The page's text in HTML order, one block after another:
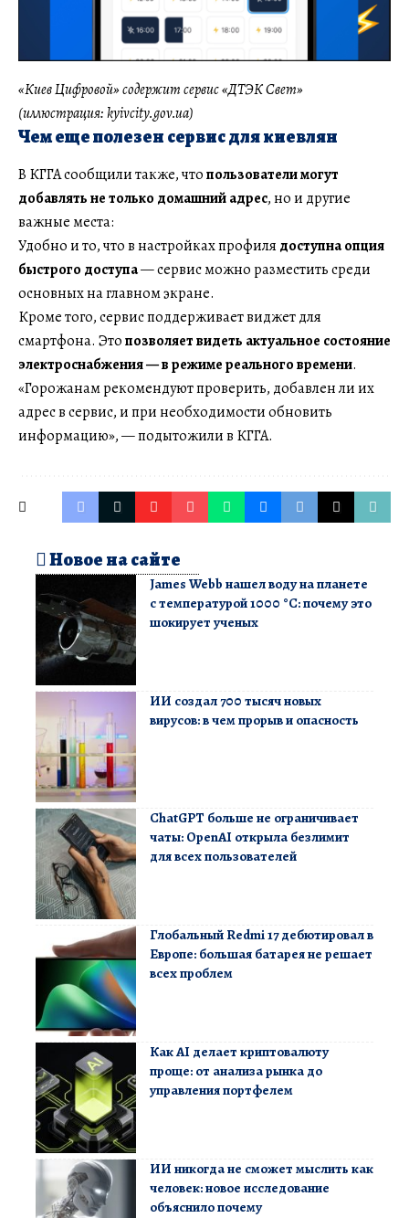
«Киев Цифровой» содержит сервис «ДТЭК Свет»
(иллюстрация: kyivcity.gov.ua)
Чем еще полезен сервис для киевлян
В КГГА сообщили также, чтопользователи могут
добавлять не только домашний адрес, но и другие
важные места:
Удобно и то, что в настройках профиля доступна опция
быстрого доступа— сервис можно разместить среди
основных на главном экране.
Кроме того, сервис поддерживает виджет для
смартфона. Этопозволяет видеть актуальное состояние
электроснабжения — в режиме реального времени.
«Горожанам рекомендуют проверить, добавлен ли их
адрес в сервис, и при необходимости обновить
информацию», — подытожили в КГГА.
Новое на сайте
James Webb нашел воду на планете
с температурой 1000 °C: почему это
шокирует ученых
ИИ создал 700 тысяч новых
вирусов: в чем прорыв и опасность
ChatGPT больше не ограничивает
чаты: OpenAI открыла безлимит
для всех пользователей
Глобальный Redmi 17 дебютировал в
Европе: большая батарея не решает
всех проблем
Как AI делает криптовалюту
проще: от анализа рынка до
управления портфелем
ИИ никогда не сможет мыслить как
человек: новое исследование
объяснило почему